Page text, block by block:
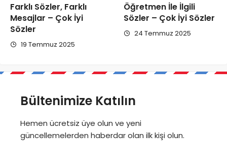
Farklı Sözler, Farklı
Mesajlar – Çok İyi
Sözler
19 Temmuz 2025
Öğretmen İle İlgili
Sözler – Çok İyi Sözler
24 Temmuz 2025
Bültenimize Katılın
Hemen ücretsiz üye olun ve yeni
güncellemelerden haberdar olan ilk kişi olun.